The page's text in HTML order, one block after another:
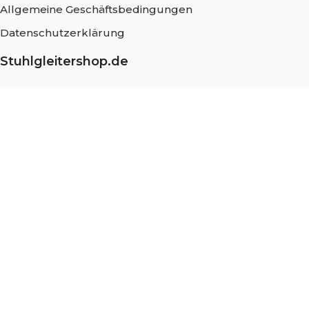
Allgemeine Geschäftsbedingungen
Datenschutzerklärung
Stuhlgleitershop.de